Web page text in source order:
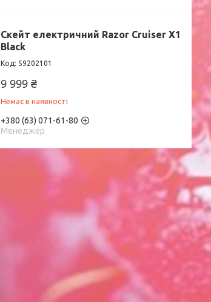
Скейт електричний Razor Cruiser X1
Black
59202101
9 999 ₴
Немає в наявності
+380 (63) 071-61-80
Менеджер